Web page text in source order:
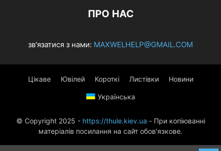
ПРО НАС
зв'язатися з нами: MAXWELHELP@GMAIL.COM
Цікаве Ювілей Короткі Листівки Новини
Українська
© Copyright 2025 - https://thule.kiev.ua - При копіюванні
матеріалів посилання на сайт обов'язкове.